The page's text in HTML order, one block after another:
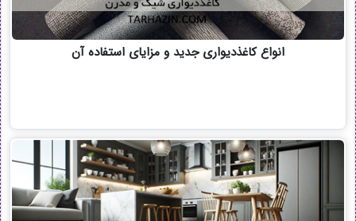
انواع کاغذدیواری جدید و مزایای استفاده آن